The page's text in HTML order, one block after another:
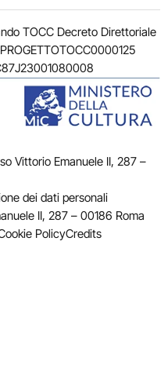
TOCC Decreto Direttoriale
Vittorio Emanuele II, 287 –
dei dati personali
II, 287 – 00186 Roma
PolicyCredits